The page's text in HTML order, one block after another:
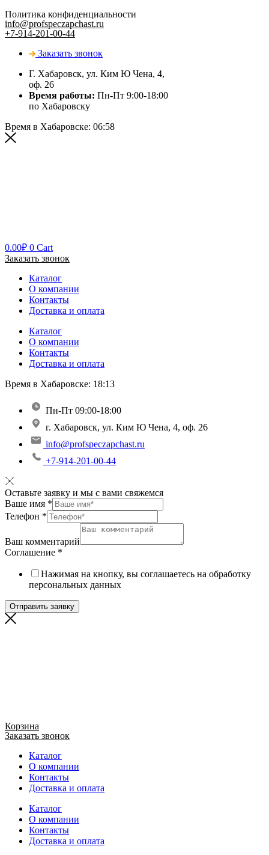
Политика конфиденциальности
info@profspeczapchast.ru
+7-914-201-00-44
Заказать звонок
Г. Хабаровск, ул. Ким Ю Чена, 4,
оф. 26
Время работы: Пн-Пт 9:00-18:00
по Хабаровску
Время в Хабаровске: 06:58
0.00₽ 0 Cart
Заказать звонок
Каталог
О компании
Контакты
Доставка и оплата
Каталог
О компании
Контакты
Доставка и оплата
Время в Хабаровске: 18:13
Пн-Пт 09:00-18:00
г. Хабаровск, ул. Ким Ю Чена, 4, оф. 26
info@profspeczapchast.ru
+7-914-201-00-44
Оставьте заявку и мы с вами свяжемся
Ваше имя *
Телефон *
Ваш комментарий
Соглашение *
Нажимая на кнопку, вы соглашаетесь на обработку
персональных данных
Отправить заявку
Корзина
Заказать звонок
Каталог
О компании
Контакты
Доставка и оплата
Каталог
О компании
Контакты
Доставка и оплата